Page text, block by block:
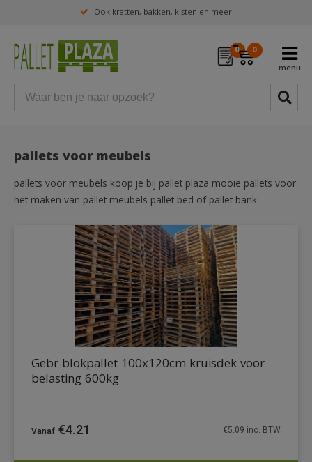
Ook kratten, bakken, kisten en meer
0 0
pallets voor meubels
pallets voor meubels koop je bij pallet plaza mooie pallets voor
het maken van pallet meubels pallet bed of pallet bank
Gebr blokpallet 100x120cm kruisdek voor
belasting 600kg
€4.21 €5.09 inc. BTW